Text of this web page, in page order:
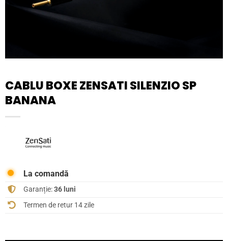
CABLU BOXE ZENSATI SILENZIO SP
BANANA
La comandă
Garanție:36 luni
Termen de retur 14 zile